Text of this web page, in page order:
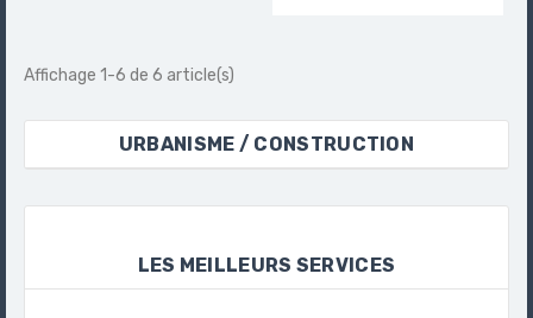
Affichage 1-6 de 6 article(s)
URBANISME / CONSTRUCTION
LES MEILLEURS SERVICES